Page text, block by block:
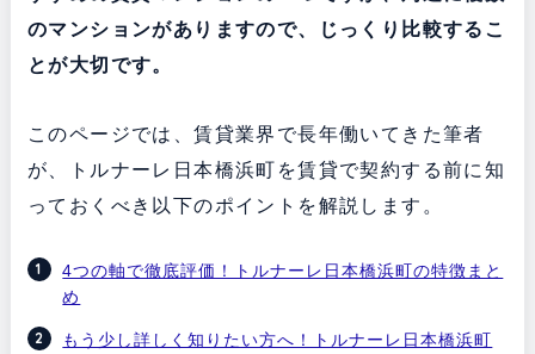
のマンションがありますので、じっくり比較するこ
とが大切です。
このページでは、賃貸業界で長年働いてきた筆者
が、トルナーレ日本橋浜町を賃貸で契約する前に知
っておくべき以下のポイントを解説します。
4つの軸で徹底評価！トルナーレ日本橋浜町の特徴まと
め
もう少し詳しく知りたい方へ！トルナーレ日本橋浜町